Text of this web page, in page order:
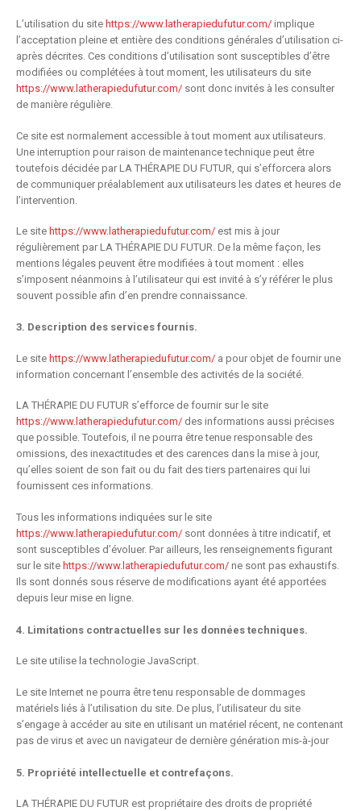
L’utilisation du site https://www.latherapiedufutur.com/ implique
l’acceptation pleine et entière des conditions générales d’utilisation ci-
après décrites. Ces conditions d’utilisation sont susceptibles d’être
modifiées ou complétées à tout moment, les utilisateurs du site
https://www.latherapiedufutur.com/ sont donc invités à les consulter
de manière régulière.
Ce site est normalement accessible à tout moment aux utilisateurs.
Une interruption pour raison de maintenance technique peut être
toutefois décidée par LA THÉRAPIE DU FUTUR, qui s’efforcera alors
de communiquer préalablement aux utilisateurs les dates et heures de
l’intervention.
Le site https://www.latherapiedufutur.com/ est mis à jour
régulièrement par LA THÉRAPIE DU FUTUR. De la même façon, les
mentions légales peuvent être modifiées à tout moment : elles
s’imposent néanmoins à l’utilisateur qui est invité à s’y référer le plus
souvent possible afin d’en prendre connaissance.
3. Description des services fournis.
Le site https://www.latherapiedufutur.com/ a pour objet de fournir une
information concernant l’ensemble des activités de la société.
LA THÉRAPIE DU FUTUR s’efforce de fournir sur le site
https://www.latherapiedufutur.com/ des informations aussi précises
que possible. Toutefois, il ne pourra être tenue responsable des
omissions, des inexactitudes et des carences dans la mise à jour,
qu’elles soient de son fait ou du fait des tiers partenaires qui lui
fournissent ces informations.
Tous les informations indiquées sur le site
https://www.latherapiedufutur.com/ sont données à titre indicatif, et
sont susceptibles d’évoluer. Par ailleurs, les renseignements figurant
sur le site https://www.latherapiedufutur.com/ ne sont pas exhaustifs.
Ils sont donnés sous réserve de modifications ayant été apportées
depuis leur mise en ligne.
4. Limitations contractuelles sur les données techniques.
Le site utilise la technologie JavaScript.
Le site Internet ne pourra être tenu responsable de dommages
matériels liés à l’utilisation du site. De plus, l’utilisateur du site
s’engage à accéder au site en utilisant un matériel récent, ne contenant
pas de virus et avec un navigateur de dernière génération mis-à-jour
5. Propriété intellectuelle et contrefaçons.
LA THÉRAPIE DU FUTUR est propriétaire des droits de propriété